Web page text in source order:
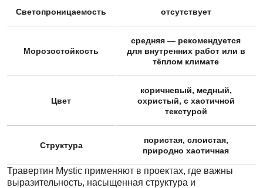
Светопроницаемость отсутствует
Морозостойкость
средняя — рекомендуется
для внутренних работ или в
тёплом климате
Цвет
коричневый, медный,
охристый, с хаотичной
текстурой
Структура
пористая, слоистая,
природно хаотичная
Травертин Mystic применяют в проектах, где важны
выразительность, насыщенная структура и